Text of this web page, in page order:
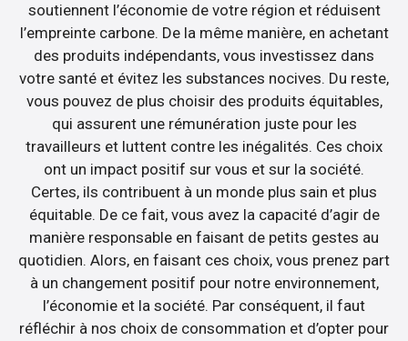
soutiennent l’économie de votre région et réduisent
l’empreinte carbone. De la même manière, en achetant
des produits indépendants, vous investissez dans
votre santé et évitez les substances nocives. Du reste,
vous pouvez de plus choisir des produits équitables,
qui assurent une rémunération juste pour les
travailleurs et luttent contre les inégalités. Ces choix
ont un impact positif sur vous et sur la société.
Certes, ils contribuent à un monde plus sain et plus
équitable. De ce fait, vous avez la capacité d’agir de
manière responsable en faisant de petits gestes au
quotidien. Alors, en faisant ces choix, vous prenez part
à un changement positif pour notre environnement,
l’économie et la société. Par conséquent, il faut
réfléchir à nos choix de consommation et d’opter pour